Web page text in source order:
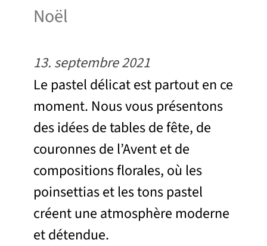
Noël
13. septembre 2021
Le pastel délicat est partout en ce
moment. Nous vous présentons
des idées de tables de fête, de
couronnes de l’Avent et de
compositions florales, où les
poinsettias et les tons pastel
créent une atmosphère moderne
et détendue.